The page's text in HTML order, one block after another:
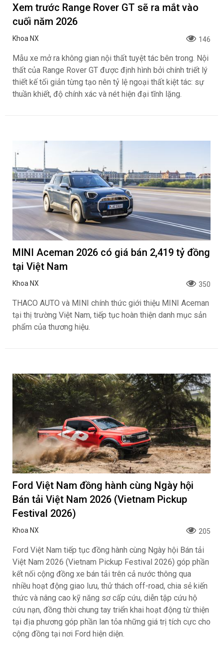
Xem trước Range Rover GT sẽ ra mắt vào
cuối năm 2026
Khoa NX 146
Mẫu xe mở ra không gian nội thất tuyệt tác bên trong. Nội
thất của Range Rover GT được định hình bởi chính triết lý
thiết kế tối giản từng tạo nên tỷ lệ ngoại thất kiệt tác: sự
thuần khiết, độ chính xác và nét hiện đại tĩnh lặng.
MINI Aceman 2026 có giá bán 2,419 tỷ đồng
tại Việt Nam
Khoa NX 350
THACO AUTO và MINI chính thức giới thiệu MINI Aceman
tại thị trường Việt Nam, tiếp tục hoàn thiện danh mục sản
phẩm của thương hiệu.
Ford Việt Nam đồng hành cùng Ngày hội
Bán tải Việt Nam 2026 (Vietnam Pickup
Festival 2026)
Khoa NX 205
Ford Việt Nam tiếp tục đồng hành cùng Ngày hội Bán tải
Việt Nam 2026 (Vietnam Pickup Festival 2026) góp phần
kết nối cộng đồng xe bán tải trên cả nước thông qua
nhiều hoạt động giao lưu, thử thách off-road, chia sẻ kiến
thức và nâng cao kỹ năng sơ cấp cứu, diễn tập cứu hộ
cứu nạn, đồng thời chung tay triển khai hoạt động từ thiện
tại địa phương góp phần lan tỏa những giá trị tích cực cho
cộng đồng tại nơi Ford hiện diện.